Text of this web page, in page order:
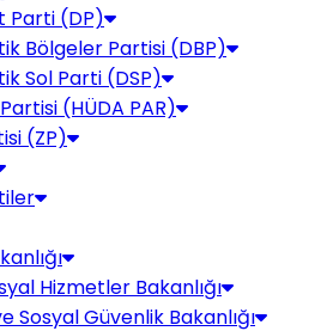
Parti (DP)
Bölgeler Partisi (DBP)
Sol Parti (DSP)
(HÜDA PAR)
(ZP)
Hizmetler Bakanlığı
Sosyal Güvenlik Bakanlığı